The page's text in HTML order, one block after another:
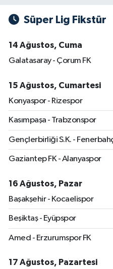
Süper Lig Fikstür
14 Ağustos, Cuma
Galatasaray - Çorum FK
15 Ağustos, Cumartesi
Konyaspor - Rizespor
Kasımpaşa - Trabzonspor
Gençlerbirliği S.K. -
Gaziantep FK - Alanyaspor
16 Ağustos, Pazar
Başakşehir - Kocaelispor
Beşiktaş - Eyüpspor
Amed - Erzurumspor FK
17 Ağustos, Pazartesi